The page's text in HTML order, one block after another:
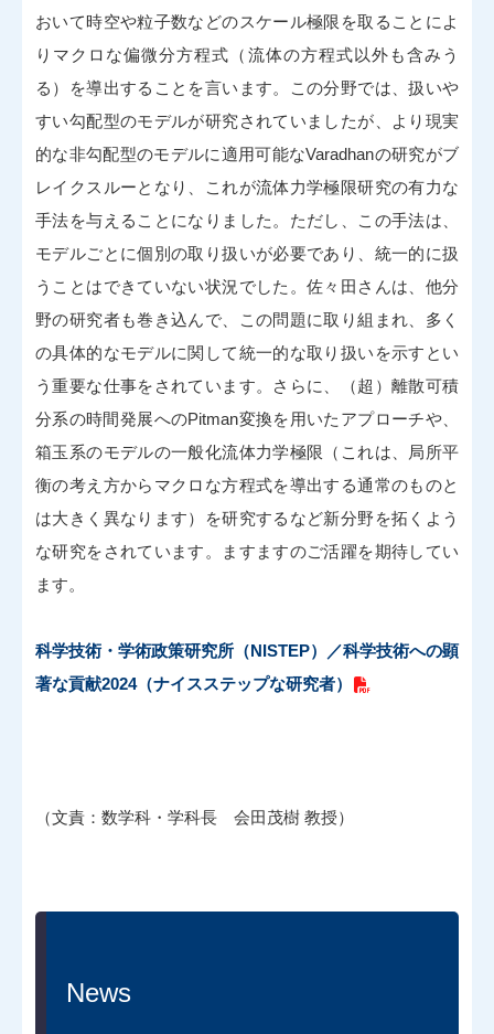
おいて時空や粒子数などのスケール極限を取ることによ
りマクロな偏微分方程式（流体の方程式以外も含みう
る）を導出することを言います。この分野では、扱いや
すい勾配型のモデルが研究されていましたが、より現実
的な非勾配型のモデルに適用可能なVaradhanの研究がブ
レイクスルーとなり、これが流体力学極限研究の有力な
手法を与えることになりました。ただし、この手法は、
モデルごとに個別の取り扱いが必要であり、統一的に扱
うことはできていない状況でした。佐々田さんは、他分
野の研究者も巻き込んで、この問題に取り組まれ、多く
の具体的なモデルに関して統一的な取り扱いを示すとい
う重要な仕事をされています。さらに、（超）離散可積
分系の時間発展へのPitman変換を用いたアプローチや、
箱玉系のモデルの一般化流体力学極限（これは、局所平
衡の考え方からマクロな方程式を導出する通常のものと
は大きく異なります）を研究するなど新分野を拓くよう
な研究をされています。ますますのご活躍を期待してい
ます。
科学技術・学術政策研究所（NISTEP）／科学技術への顕
著な貢献2024（ナイスステップな研究者）
（文責：数学科・学科長 会田茂樹 教授）
News